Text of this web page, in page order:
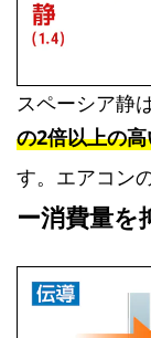
スペーシア静は
の2倍以上の
す。エアコン
ー消費量を